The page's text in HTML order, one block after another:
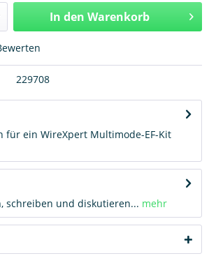
In den Warenkorb
229708
für ein WireXpert Multimode-EF-Kit
schreiben und diskutieren... mehr